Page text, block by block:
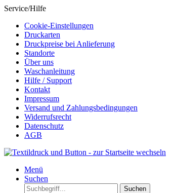
Service/Hilfe
Cookie-Einstellungen
Druckarten
Druckpreise bei Anlieferung
Standorte
Über uns
Waschanleitung
Hilfe / Support
Kontakt
Impressum
Versand und Zahlungsbedingungen
Widerrufsrecht
Datenschutz
AGB
Menü
Suchen
Suchen